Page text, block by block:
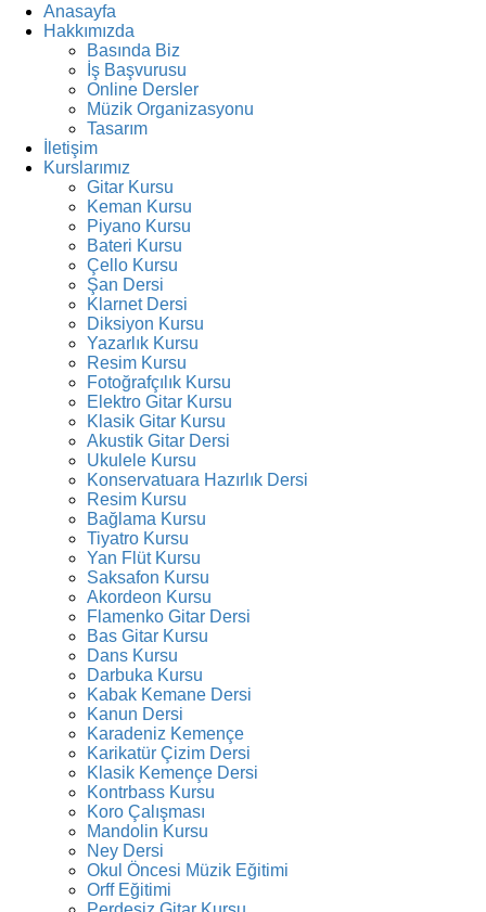
Anasayfa
Hakkımızda
Basında Biz
İş Başvurusu
Online Dersler
Müzik Organizasyonu
Tasarım
İletişim
Kurslarımız
Gitar Kursu
Keman Kursu
Piyano Kursu
Bateri Kursu
Çello Kursu
Şan Dersi
Klarnet Dersi
Diksiyon Kursu
Yazarlık Kursu
Resim Kursu
Fotoğrafçılık Kursu
Elektro Gitar Kursu
Klasik Gitar Kursu
Akustik Gitar Dersi
Ukulele Kursu
Konservatuara Hazırlık Dersi
Resim Kursu
Bağlama Kursu
Tiyatro Kursu
Yan Flüt Kursu
Saksafon Kursu
Akordeon Kursu
Flamenko Gitar Dersi
Bas Gitar Kursu
Dans Kursu
Darbuka Kursu
Kabak Kemane Dersi
Kanun Dersi
Karadeniz Kemençe
Karikatür Çizim Dersi
Klasik Kemençe Dersi
Kontrbass Kursu
Koro Çalışması
Mandolin Kursu
Ney Dersi
Okul Öncesi Müzik Eğitimi
Orff Eğitimi